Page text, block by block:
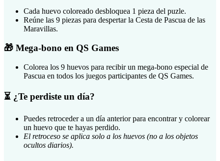
Cada huevo coloreado desbloquea 1 pieza del puzle.
Reúne las 9 piezas para despertar la Cesta de Pascua de las
Maravillas.
🎁 Mega-bono en QS Games
Colorea los 9 huevos para recibir un mega-bono especial de
Pascua en todos los juegos participantes de QS Games.
⏳ ¿Te perdiste un día?
Puedes retroceder a un día anterior para encontrar y colorear
un huevo que te hayas perdido.
El retroceso se aplica solo a los huevos (no a los objetos
ocultos diarios).